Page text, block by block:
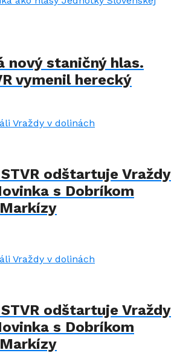
nový staničný hlas.
vymenil herecký
odštartuje Vraždy
s Dobríkom
odštartuje Vraždy
s Dobríkom